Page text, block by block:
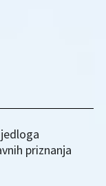
priznanja